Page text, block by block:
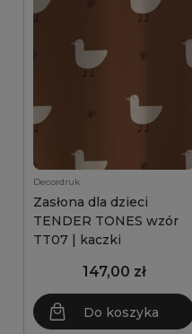
Decordruk
Zasłona dla dzieci
TENDER TONES wzór
TT07 | kaczki
147,00 zł
Do koszyka